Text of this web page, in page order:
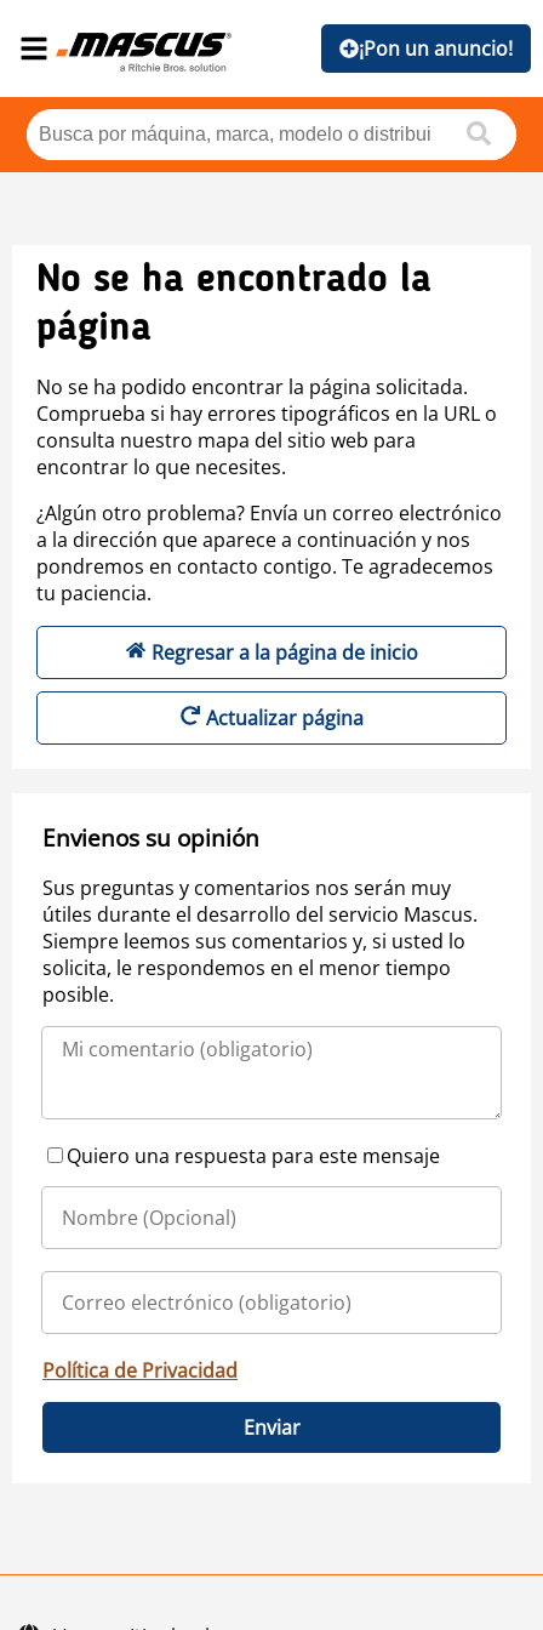
¡Pon un anuncio!
No se ha encontrado la
página
No se ha podido encontrar la página solicitada.
Comprueba si hay errores tipográficos en la URL o
consulta nuestro mapa del sitio web para
encontrar lo que necesites.
¿Algún otro problema? Envía un correo electrónico
a la dirección que aparece a continuación y nos
pondremos en contacto contigo. Te agradecemos
tu paciencia.
Regresar a la página de inicio
Actualizar página
Envienos su opinión
Sus preguntas y comentarios nos serán muy
útiles durante el desarrollo del servicio Mascus.
Siempre leemos sus comentarios y, si usted lo
solicita, le respondemos en el menor tiempo
posible.
Quiero una respuesta para este mensaje
Política de Privacidad
Enviar